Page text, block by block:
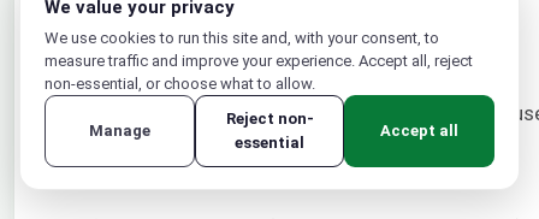
截图显示默认 target 符号链接到以下目录中的 multi-
multi-user.target.wants
We value your privacy
We use cookies to run this site and, with your consent, to
measure traffic and improve your experience. Accept all, reject
non-essential, or choose what to allow.
Manage
Reject non-
essential
Accept all